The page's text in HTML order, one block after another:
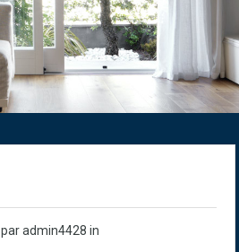
par admin4428 in